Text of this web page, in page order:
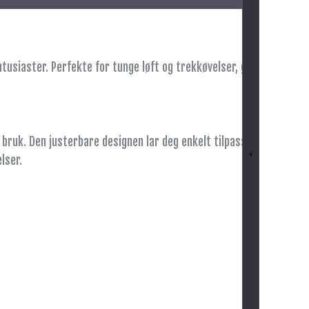
+
Perfekte for tunge løft og trekkøvelser, gir
Den justerbare designen lar deg enkelt tilpasse